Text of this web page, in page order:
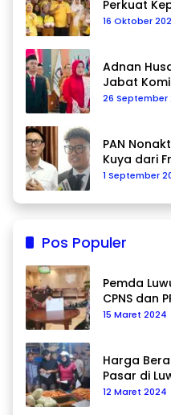
Perkuat
16 Oktober
Adnan
Jabat
26 September
PAN
Kuya dari
1 September
Pos Populer
Pemda
CPNS dan
15 Maret 2024
Harga
Pasar di
12 Maret 2024